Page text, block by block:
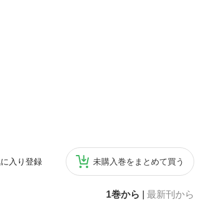
入り登録 未購入巻をまとめて買う
1巻から 最新刊から